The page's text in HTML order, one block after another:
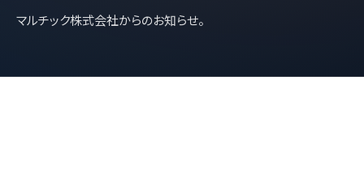
マルチック株式会社からのお知らせ。